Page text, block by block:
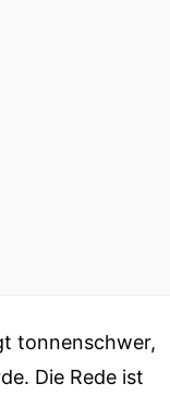
tonnenschwer,
Die Rede ist